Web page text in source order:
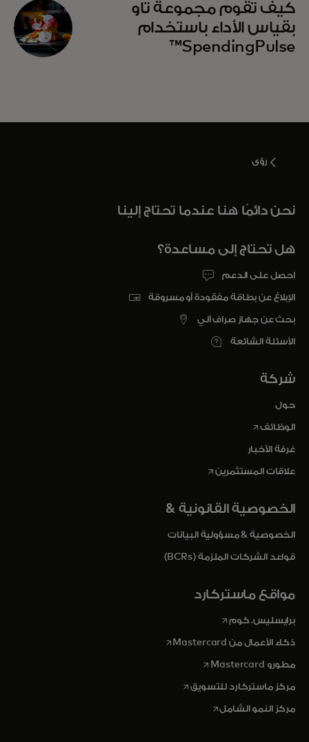
كيف تقوم مجموعة تاو
بقياس الأداء باستخدام
SpendingPulse™
رؤى
نحن دائمًا هنا عندما تحتاج إلينا
هل تحتاج إلى مساعدة؟
احصل على الدعم
الإبلاغ عن بطاقة مفقودة أو مسروقة
بحث عن جهاز صراف آلي
الأسئلة الشائعة
شركة
حول
الوظائفopens in a new tab
غرفة الأخبار
علاقات المستثمرينopens in a new tab
الخصوصية القانونية &
الخصوصية & مسؤولية البيانات
قواعد الشركات الملزمة (BCRs)
مواقع ماستركارد
برايسليس. كومopens in a new tab
ذكاء الأعمال من Mastercard opens in a new tab
مطورو Mastercard opens in a new tab
مركز ماستركارد للتسويقopens in a new tab
مركز النمو الشاملopens in a new tab